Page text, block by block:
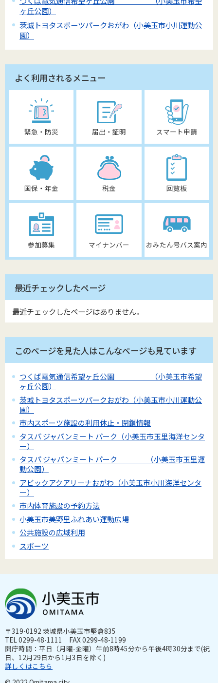
ヶ丘公園）
茨城トヨタスポーツパークおがわ（小美玉市小川運動公
園）
よく利用されるメニュー
緊急・防災 届出・証明 スマート申請
国保・年金 税金 回覧板
参加募集 マイナンバー おみたん号バス案内
最近チェックしたページ
最近チェックしたページはありません。
このページを見た人はこんなページも見ています
つくば電気通信希望ヶ丘公園 （小美玉市希望
ヶ丘公園）
茨城トヨタスポーツパークおがわ（小美玉市小川運動公
園）
市内スポーツ施設の利用休止・閉鎖情報
タスパ ジャパンミート パーク（小美玉市玉里海洋センタ
ー）
タスパ ジャパンミート パーク （小美玉市玉里運
動公園）
アビックアクアリーナおがわ（小美玉市小川海洋センタ
ー）
市内体育施設の予約方法
小美玉市美野里ふれあい運動広場
公共施設の広域利用
スポーツ
〒319-0192 茨城県小美玉市堅倉835
TEL 0299-48-1111 FAX 0299-48-1199
開庁時間：平日（月曜-金曜）午前8時45分から午後4時30分まで(祝
日、12月29日から1月3日を除く)
詳しくはこちら